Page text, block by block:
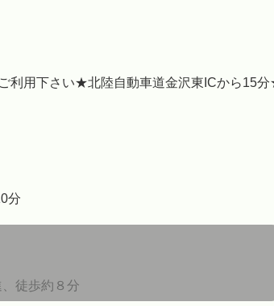
利用下さい★北陸自動車道金沢東ICから15
分
徒歩約８分